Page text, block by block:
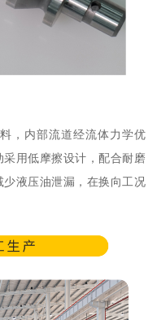
，内部流道经流体力学优
用低摩擦设计，配合耐磨
液压油泄漏，在换向工况